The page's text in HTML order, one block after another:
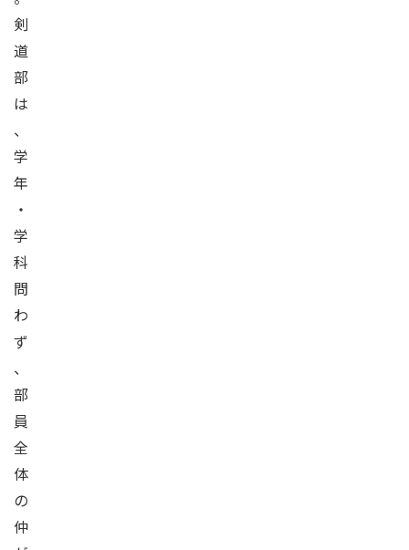
剣
道
部
は
、
学
年
・
学
科
問
わ
ず
、
部
員
全
体
の
仲